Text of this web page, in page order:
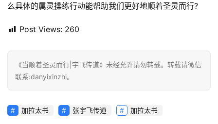
么具体的属灵操练行动能帮助我们更好地顺着圣灵而行?
Post Views: 260
《当顺着圣灵而行|宇飞传道》未经允许请勿转载。转载请微信
联系:danyixinzhi。
加拉太书 张宇飞传道 加拉太书